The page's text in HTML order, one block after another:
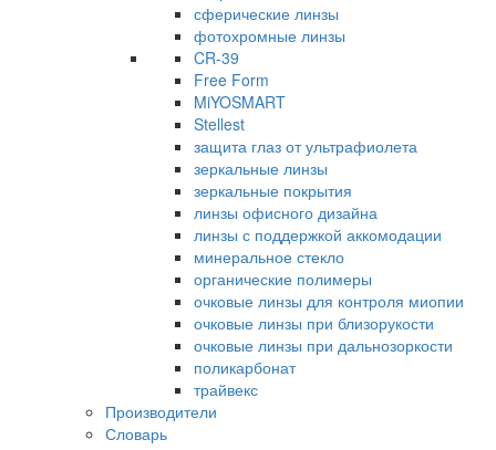
сферические линзы
фотохромные линзы
CR-39
Free Form
MiYOSMART
Stellest
защита глаз от ультрафиолета
зеркальные линзы
зеркальные покрытия
линзы офисного дизайна
линзы с поддержкой аккомодации
минеральное стекло
органические полимеры
очковые линзы для контроля миопии
очковые линзы при близорукости
очковые линзы при дальнозоркости
поликарбонат
трайвекс
Производители
Словарь